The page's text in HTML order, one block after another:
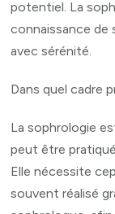
potentiel. La
connaissance de
avec sérénité.
Dans quel cadre
La sophrologie
peut être
Elle nécessite
souvent réalisé